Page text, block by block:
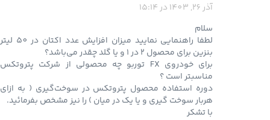
آذر 26, 1403 در 15:14
سلام
لطفا راهنمايي نماييد ميزان افزايش عدد اكتان در 50 ليتر
بنزين براي محصول 2 در 1 و يا گلد چقدر مي‌باشد؟
براي خودروي FX توربو چه محصولي از شركت پتروتكس
مناسبتر است ؟
دوره استفاده محصول پتروتكس در سوخت‌گيري ( به ازاي
هربار سوخت گيري و يا يك در ميان ) را نيز مشخص بفرمائيد.
با تشكر